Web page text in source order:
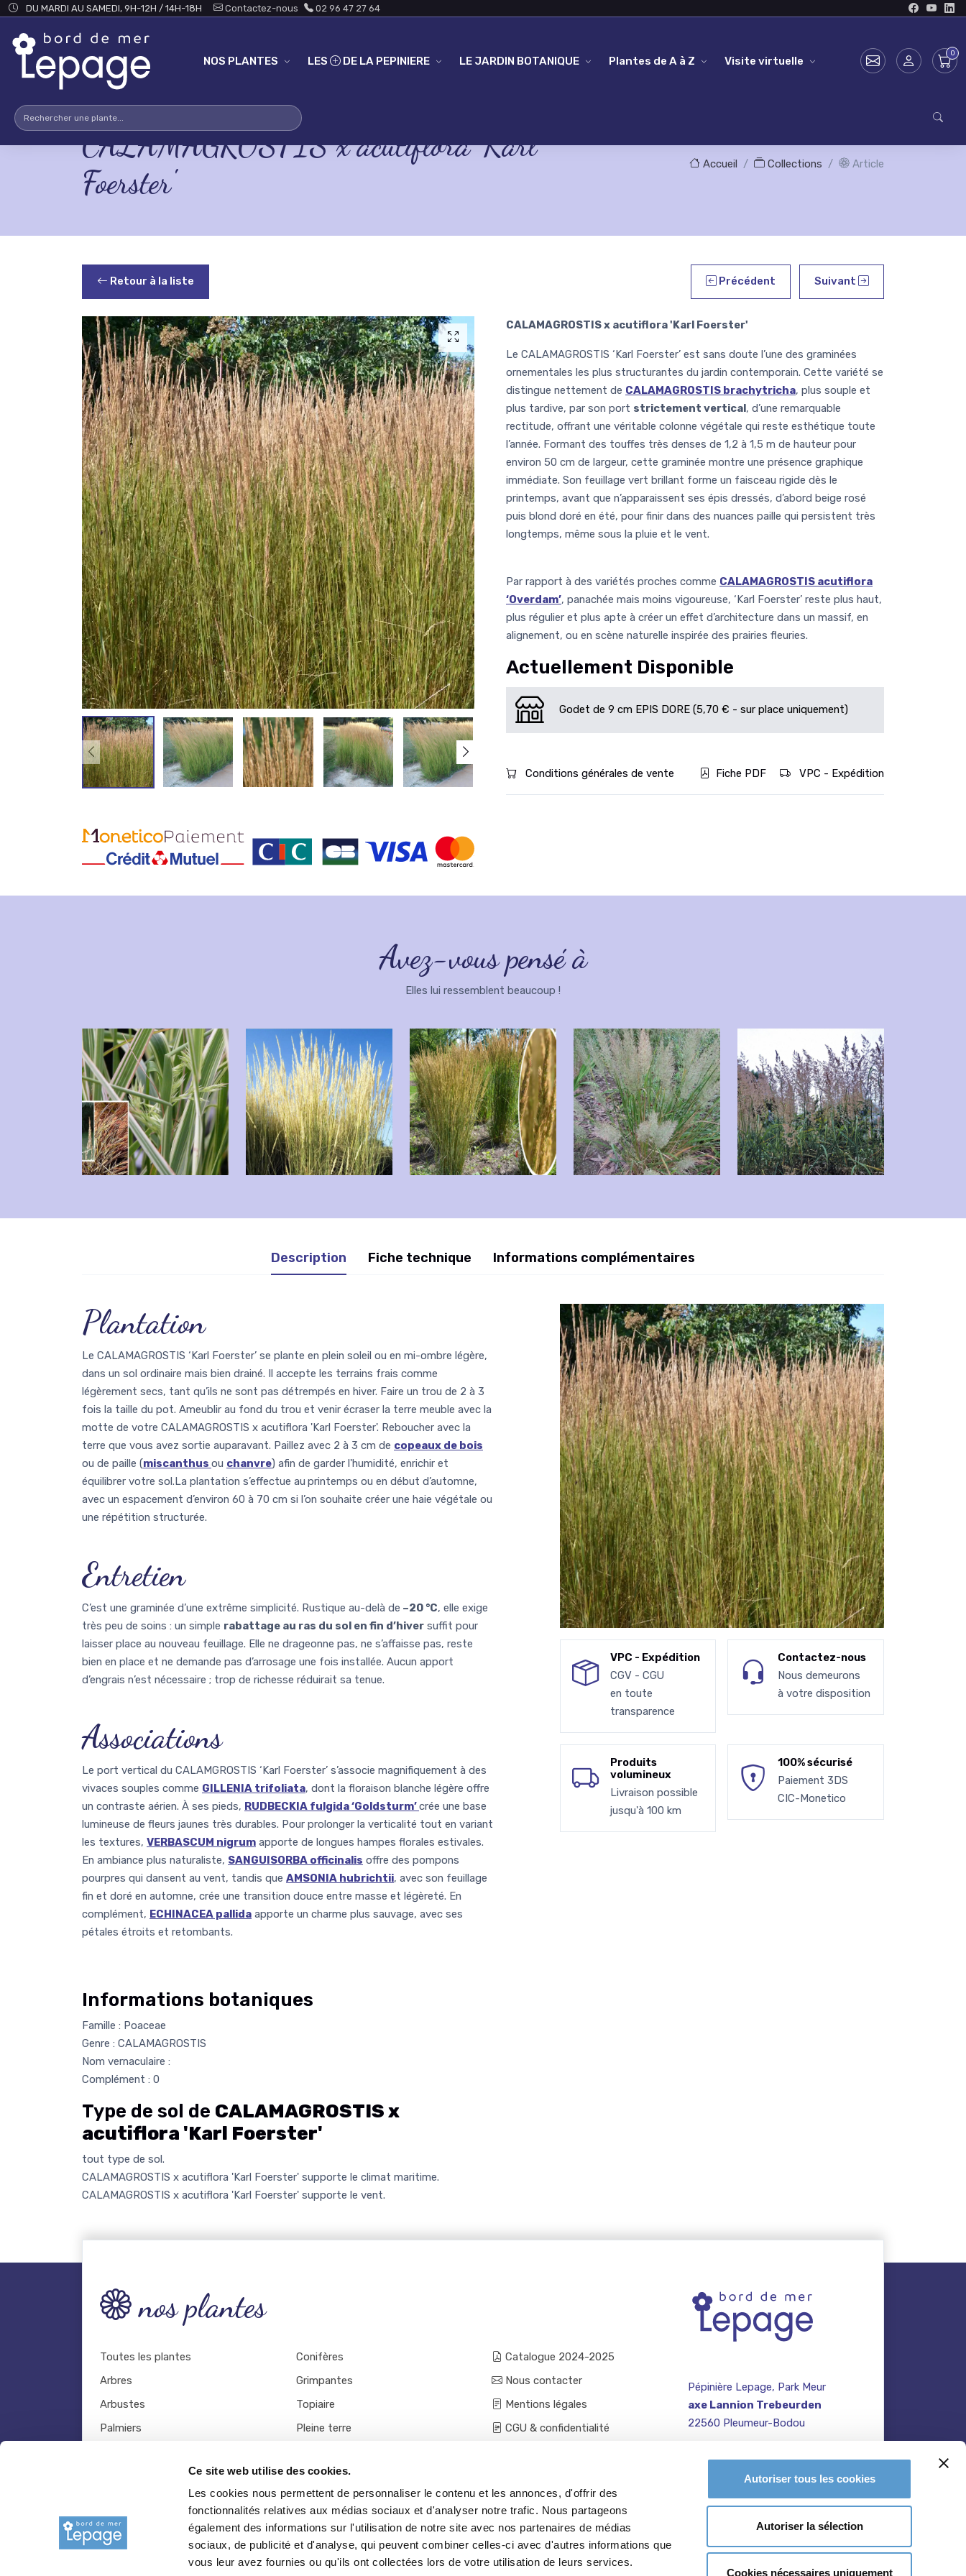
Ce site web utilise des cookies.
Les cookies nous permettent de personnaliser le contenu et les annonces, d'offrir des
fonctionnalités relatives aux médias sociaux et d'analyser notre trafic. Nous partageons
également des informations sur l'utilisation de notre site avec nos partenaires de médias
sociaux, de publicité et d'analyse, qui peuvent combiner celles-ci avec d'autres informations que
vous leur avez fournies ou qu'ils ont collectées lors de votre utilisation de leurs services.
Autoriser tous les cookies
Autoriser la sélection
Cookies nécessaires uniquement
Skip to main content
DU MARDI AU SAMEDI, 9H-12H / 14H-18H Contactez-nous 02 96 47 27 64
NOS PLANTES LES DE LA PEPINIERE LE JARDIN BOTANIQUE Plantes de A à Z Visite virtuelle
CALAMAGROSTIS x acutiflora 'Karl
Foerster'
Accueil Collections Article
Retour à la liste Précédent Suivant
CALAMAGROSTIS x acutiflora 'Karl Foerster'
Le CALAMAGROSTIS ‘Karl Foerster’ est sans doute l’une des graminées
ornementales les plus structurantes du jardin contemporain. Cette variété se
distingue nettement de CALAMAGROSTIS brachytricha, plus souple et
plus tardive, par son port strictement vertical, d’une remarquable
rectitude, offrant une véritable colonne végétale qui reste esthétique toute
l’année. Formant des touffes très denses de 1,2 à 1,5 m de hauteur pour
environ 50 cm de largeur, cette graminée montre une présence graphique
immédiate. Son feuillage vert brillant forme un faisceau rigide dès le
printemps, avant que n’apparaissent ses épis dressés, d’abord beige rosé
puis blond doré en été, pour finir dans des nuances paille qui persistent très
longtemps, même sous la pluie et le vent.
Par rapport à des variétés proches comme CALAMAGROSTIS acutiflora
‘Overdam’, panachée mais moins vigoureuse, ‘Karl Foerster’ reste plus haut,
plus régulier et plus apte à créer un effet d’architecture dans un massif, en
alignement, ou en scène naturelle inspirée des prairies fleuries.
Actuellement Disponible
Godet de 9 cm EPIS DORE (5,70 € - sur place uniquement)
Conditions générales de vente Fiche PDF VPC - Expédition
Avez-vous pensé à
Elles lui ressemblent beaucoup !
Description Fiche technique Informations complémentaires
Plantation
Le CALAMAGROSTIS ‘Karl Foerster’ se plante en plein soleil ou en mi-ombre légère,
dans un sol ordinaire mais bien drainé. Il accepte les terrains frais comme
légèrement secs, tant qu’ils ne sont pas détrempés en hiver. Faire un trou de 2 à 3
fois la taille du pot. Ameublir au fond du trou et venir écraser la terre meuble avec la
motte de votre CALAMAGROSTIS x acutiflora 'Karl Foerster'. Reboucher avec la
terre que vous avez sortie auparavant. Paillez avec 2 à 3 cm de copeaux de bois
ou de paille (miscanthus ou chanvre) afin de garder l'humidité, enrichir et
équilibrer votre sol.La plantation s’effectue au printemps ou en début d’automne,
avec un espacement d’environ 60 à 70 cm si l’on souhaite créer une haie végétale ou
une répétition structurée.
Entretien
C’est une graminée d’une extrême simplicité. Rustique au-delà de –20 °C, elle exige
très peu de soins : un simple rabattage au ras du sol en fin d’hiver suffit pour
laisser place au nouveau feuillage. Elle ne drageonne pas, ne s’affaisse pas, reste
bien en place et ne demande pas d’arrosage une fois installée. Aucun apport
d’engrais n’est nécessaire ; trop de richesse réduirait sa tenue.
Associations
Le port vertical du CALAMGROSTIS ‘Karl Foerster’ s’associe magnifiquement à des
vivaces souples comme GILLENIA trifoliata, dont la floraison blanche légère offre
un contraste aérien. À ses pieds, RUDBECKIA fulgida ‘Goldsturm’crée une base
lumineuse de fleurs jaunes très durables. Pour prolonger la verticalité tout en variant
les textures, VERBASCUM nigrum apporte de longues hampes florales estivales.
En ambiance plus naturaliste, SANGUISORBA officinalis offre des pompons
pourpres qui dansent au vent, tandis que AMSONIA hubrichtii, avec son feuillage
fin et doré en automne, crée une transition douce entre masse et légèreté. En
complément, ECHINACEA pallida apporte un charme plus sauvage, avec ses
pétales étroits et retombants.
Informations botaniques
Famille : Poaceae
Genre : CALAMAGROSTIS
Nom vernaculaire :
Complément : 0
Type de sol de CALAMAGROSTIS x
acutiflora 'Karl Foerster'
tout type de sol.
CALAMAGROSTIS x acutiflora 'Karl Foerster' supporte le climat maritime.
CALAMAGROSTIS x acutiflora 'Karl Foerster' supporte le vent.
VPC - Expédition
CGV - CGU
en toute
transparence
Contactez-nous
Nous demeurons
à votre disposition
Produits
volumineux
Livraison possible
jusqu'à 100 km
100% sécurisé
Paiement 3DS
CIC-Monetico
nos plantes
Toutes les plantes
Arbres
Arbustes
Palmiers
Rosiers
Conifères
Grimpantes
Topiaire
Pleine terre
Vivaces
Outils et accessoires
Catalogue 2024-2025
Nous contacter
Mentions légales
CGU & confidentialité
Pépinière Lepage, Park Meur
axe Lannion Trebeurden
22560 Pleumeur-Bodou
bretagne.fr
02 96 47 27 64